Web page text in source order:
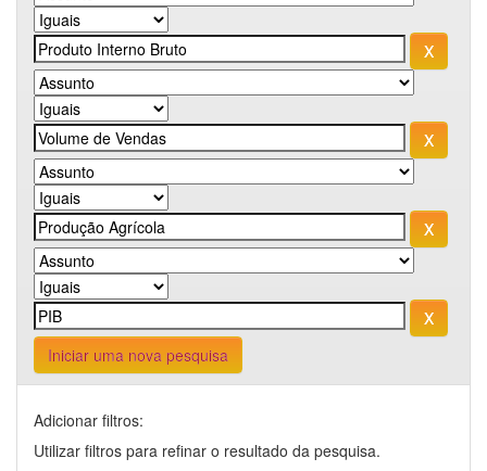
Iniciar uma nova pesquisa
Adicionar filtros:
Utilizar filtros para refinar o resultado da pesquisa.